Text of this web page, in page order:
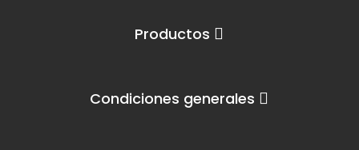
Productos
Condiciones generales